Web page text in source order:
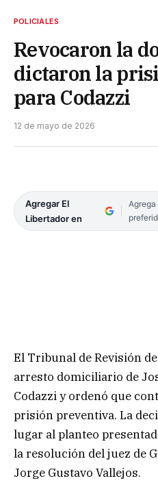
POLICIALES
Revocaron la
dictaron la
para Codazzi
12 de mayo de 2026
Agregar El
Libertador en
Agrega
El Tribunal de Revisión
arresto domiciliario de
Codazzi y ordenó que
prisión preventiva. La
lugar al planteo
la resolución del juez de
Jorge Gustavo Vallejos.